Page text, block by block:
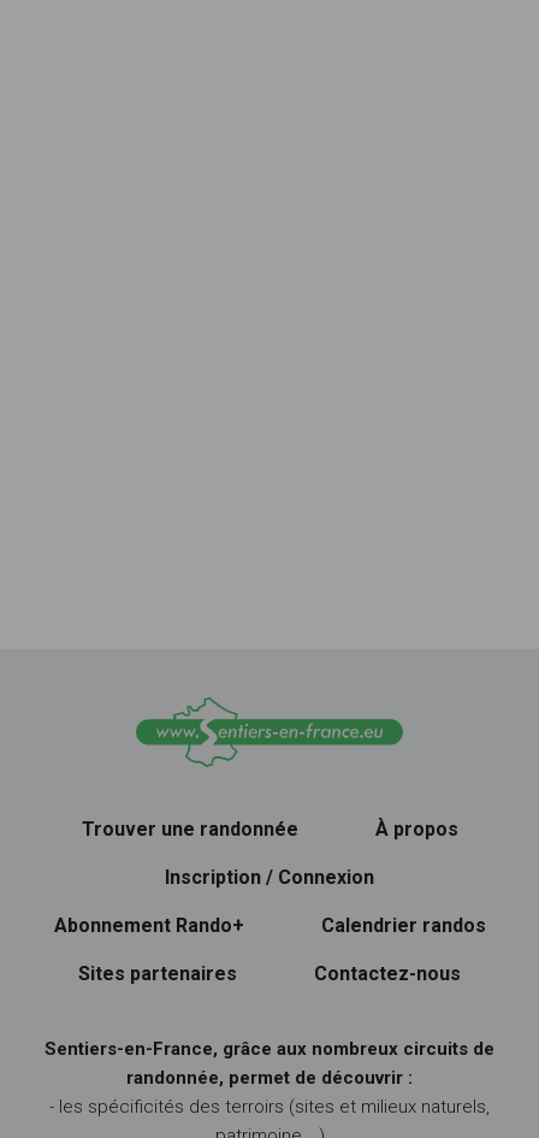
Trouver une randonnée À propos
Inscription / Connexion
Abonnement Rando+ Calendrier randos
Sites partenaires Contactez-nous
Sentiers-en-France, grâce aux nombreux circuits de
randonnée, permet de découvrir :
- les spécificités des terroirs (sites et milieux naturels,